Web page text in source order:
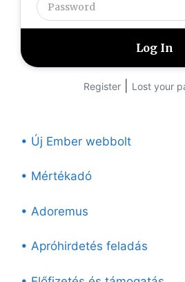
Register Lost your
• Új Ember webbolt
• Mértékadó
• Adoremus
• Apróhirdetés feladás